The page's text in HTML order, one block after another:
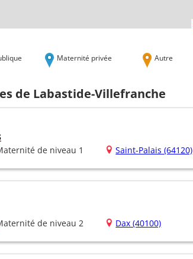
Maternité privée Autre
de Labastide-Villefranche
de niveau 1 Saint-Palais (64120)
de niveau 2 Dax (40100)